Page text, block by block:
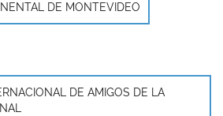
DE MONTEVIDEO
DE AMIGOS DE LA